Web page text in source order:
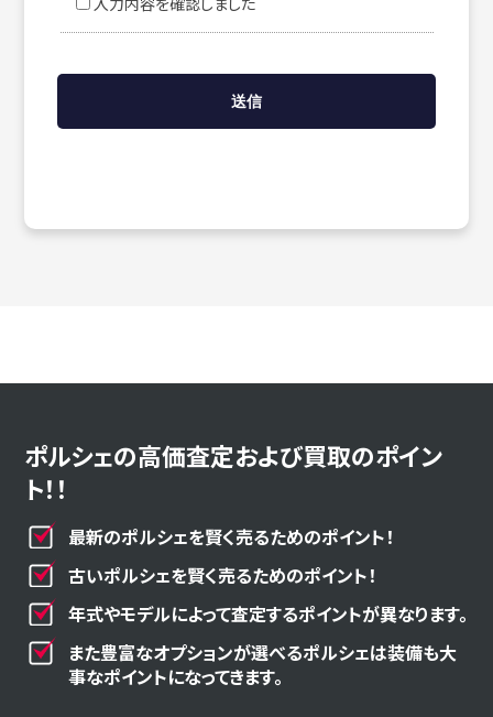
ポルシェの高価査定および買取のポイン
ト！！
最新のポルシェを賢く売るためのポイント！
古いポルシェを賢く売るためのポイント！
年式やモデルによって査定するポイントが異なります。
また豊富なオプションが選べるポルシェは装備も大
事なポイントになってきます。